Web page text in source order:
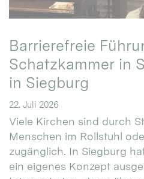
Barrierefreie
Schatzkammer in
in Siegburg
22. Juli 2026
Viele Kirchen sind durch
Menschen im Rollstuhl
zugänglich. In Siegburg
ein eigenes Konzept